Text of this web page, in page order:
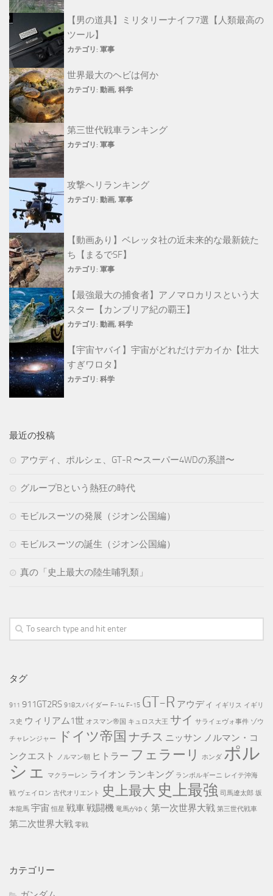
【男の道具】ミリタリーナイフ7選【人類最高の
ツール】
カテゴリ: 軍事
世界最大のヘビは何か
カテゴリ: 動画, 科学
第三世代戦車ランキング
カテゴリ: 軍事
攻撃ヘリランキング
カテゴリ: 動画, 軍事
【動画あり】ベレッタ社の近未来的な最新銃た
ち【まるでSF】
カテゴリ: 軍事
【最強最大の捕食者】アノマロカリスという大
スター【カンブリア紀の覇王】
カテゴリ: 動画, 科学
【宇宙ヤバイ】宇宙がどれだけデカイか【壮大
すぎワロタ】
カテゴリ: 科学
最近の投稿
アウディ、ポルシェ、GT-R 〜スーパー4WDの系譜〜
グループBという熱狂の時代
モビルスーツの発展（ジオン公国編）
モビルスーツの誕生（ジオン公国編）
真の「史上最大の陸生哺乳類」
タグ
911 911GT2RS 918スパイダー F-14 F-15 GT-R アウディ イギリス イギリ
ス史 ウィリアム1世 オスマン帝国 キュロス大王 サイ サライェヴォ事件 ゾウ
チャレンジャー ドイツ帝国 ナチス ニッサン ノルマン・コ
ンクエスト
ノルマン朝 ヒトラー フェラーリ ホンダ ポル
シェ
マクラーレン ライオン ランキング ランボルギーニ レイテ沖海
戦 ヴェイロン 古代オリエント 史上最大 史上最強 司馬遼太郎 坂
本龍馬 宇宙 恒星 戦車戦闘機 竜馬がゆく 第一次世界大戦 第三世代戦車
第二次世界大戦 零戦
カテゴリー